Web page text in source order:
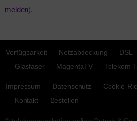
melden).
Verfügbarkeit Netzabdeckung DSL
Glasfaser
MagentaTV Telekom
Impressum Datenschutz Cookie-
Kontakt
Bestellen